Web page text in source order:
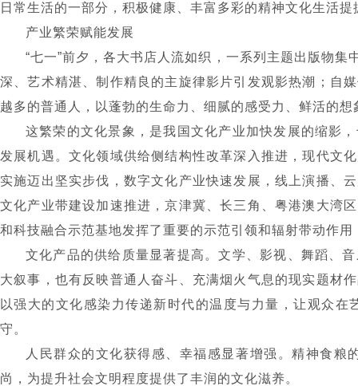
日常生活的一部分，积极健康、丰富多彩的精神文化生活
产业繁荣赋能发展
“七一”前夕，各大书店人流如织，一系列主题出版物集
深、艺术精湛、制作精良的主旋律影片引发观影热潮；自
越多的普通人，以蓬勃的生命力、细腻的感受力、鲜活的
这繁荣的文化景象，是我国文化产业加快发展的缩影
发展机遇。文化领域供给侧结构性改革深入推进，现代文
实施迈出坚实步伐，数字文化产业快速发展，线上演播、
文化产业带建设加速推进，京津冀、长三角、粤港澳大湾
和科技融合示范基地发挥了重要的示范引领和辐射带动作
文化产品的供给质量显著提高。文学、影视、舞蹈、
大叙事，也有反映普通人奋斗、充满烟火气息的现实题材
以强大的文化感染力传递新时代的温度与力量，让观众
守。
人民群众的文化获得感、幸福感显著增强。精神食
尚，为提升社会文明程度提供了丰润的文化滋养。